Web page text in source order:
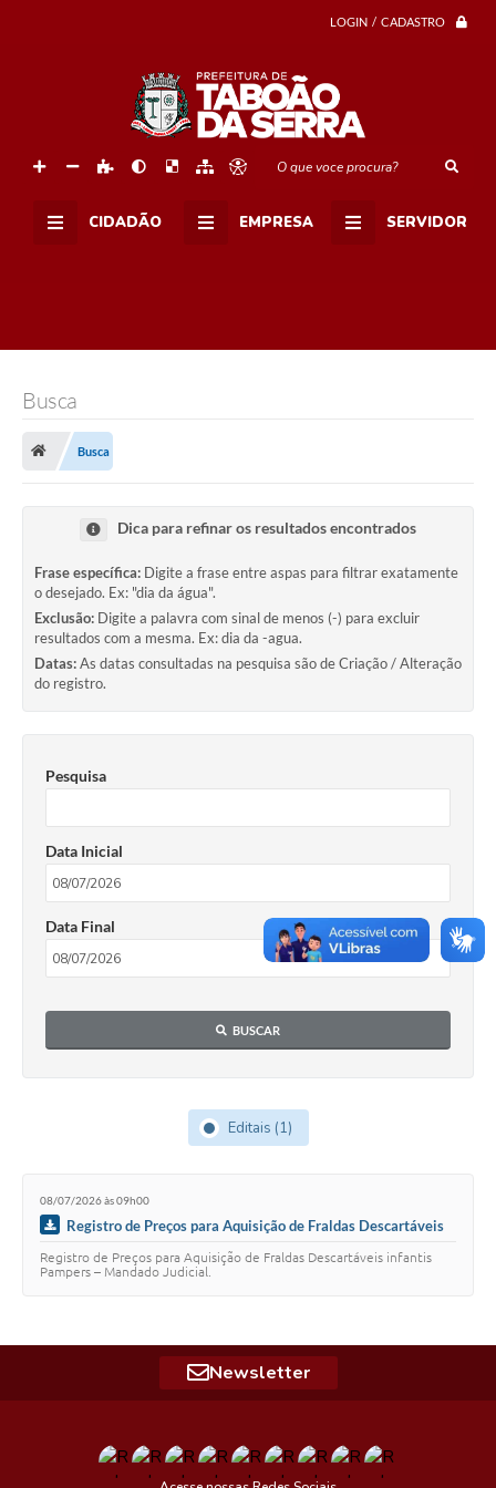
LOGIN / CADASTRO
O que voce procura?
CIDADÃO EMPRESA SERVIDOR
Busca
Busca
Dica para refinar os resultados encontrados
Frase específica: Digite a frase entre aspas para filtrar exatamente
o desejado. Ex: "dia da água".
Exclusão: Digite a palavra com sinal de menos (-) para excluir
resultados com a mesma. Ex: dia da -agua.
Datas:As datas consultadas na pesquisa são de Criação / Alteração
do registro.
Pesquisa
Data Inicial
Data Final
BUSCAR
Editais (1)
08/07/2026 às 09h00
Registro de Preços para Aquisição de Fraldas Descartáveis
Registro de Preços para Aquisição de Fraldas Descartáveis infantis
Pampers – Mandado Judicial.
Newsletter